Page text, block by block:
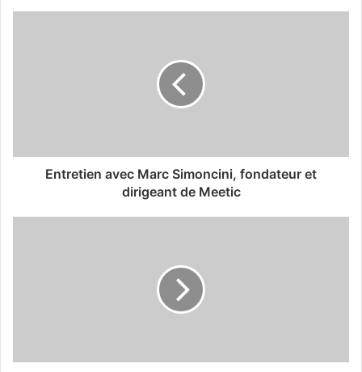
Entretien avec Marc Simoncini, fondateur et
dirigeant de Meetic